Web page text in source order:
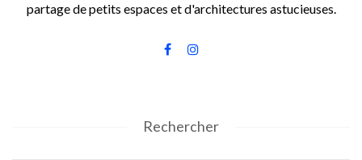
partage de petits espaces et d'architectures astucieuses.
Rechercher